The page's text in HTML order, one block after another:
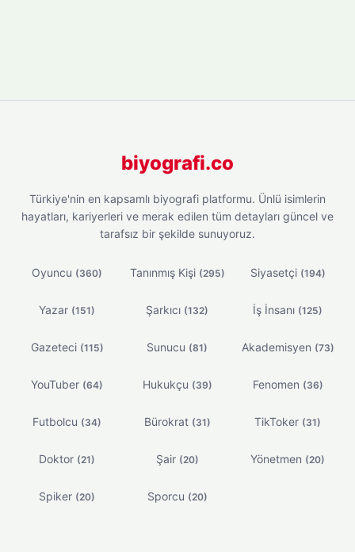
biyografi.co
Türkiye'nin en kapsamlı biyografi platformu. Ünlü isimlerin
hayatları, kariyerleri ve merak edilen tüm detayları güncel ve
tarafsız bir şekilde sunuyoruz.
Oyuncu (360) Tanınmış Kişi (295) Siyasetçi (194)
Yazar (151) Şarkıcı (132) İş İnsanı (125)
Gazeteci (115) Sunucu (81) Akademisyen (73)
YouTuber (64) Hukukçu (39) Fenomen (36)
Futbolcu (34) Bürokrat (31) TikToker (31)
Doktor (21) Şair (20) Yönetmen (20)
Spiker (20) Sporcu (20)